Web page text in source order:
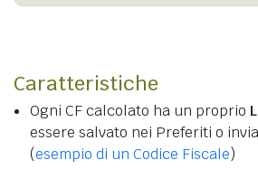
Caratteristiche
Ogni CF calcolato ha un proprio
essere salvato nei Preferiti o
(esempio di un Codice Fiscale)